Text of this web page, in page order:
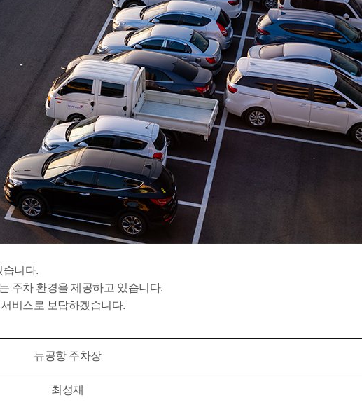
습니다.
주차 환경을 제공하고 있습니다.
비스로 보답하겠습니다.
뉴공항 주차장
최성재